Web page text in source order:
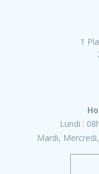
1
Lundi :
Mardi,